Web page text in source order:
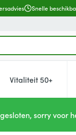
Snelle
categorie
en vitamines
voor
Vitaliteit 50+
Toon
sorry voor